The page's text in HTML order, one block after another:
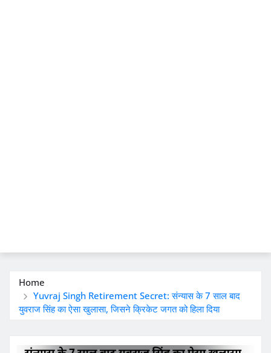
Home
Yuvraj Singh Retirement Secret: संन्यास के 7 साल बाद
युवराज सिंह का ऐसा खुलासा, जिसने क्रिकेट जगत को हिला दिया